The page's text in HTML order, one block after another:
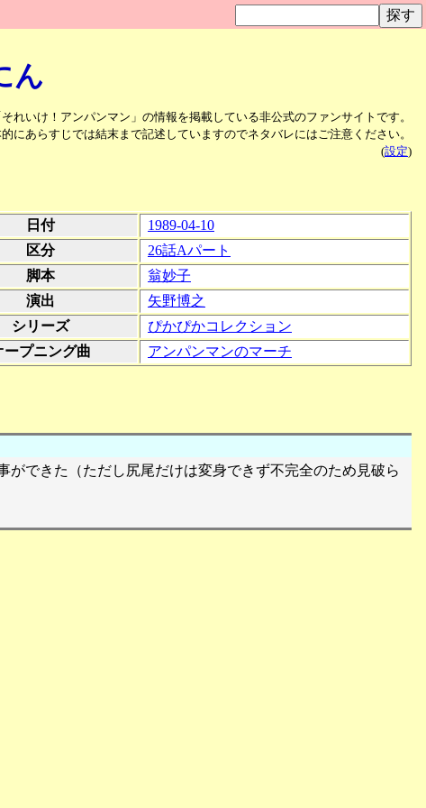
ん
れいけ！アンパンマン」の情報を掲載している非公式のファンサイトです。
にあらすじでは結末まで記述していますのでネタバレにはご注意ください。
(設定)
日付
1989-04-10
区分
26話Aパート
脚本
翁妙子
演出
矢野博之
シリーズ
ぴかぴかコレクション
ープニング曲
アンパンマンのマーチ
できた（ただし尻尾だけは変身できず不完全のため見破ら